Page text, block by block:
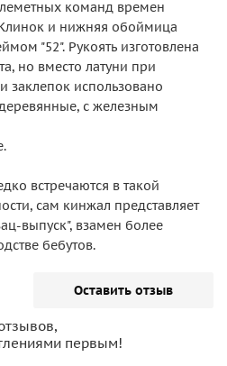
команд времен
и нижняя обоймица
"52". Рукоять изготовлена
но вместо латуни при
заклепок использовано
с железным
встречаются в такой
сам кинжал представляет
выпуск", взамен более
бебутов.
Оставить отзыв
первым!